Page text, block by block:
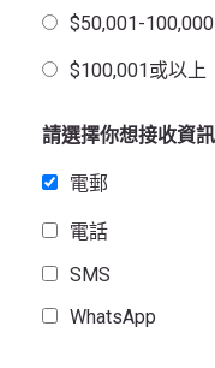
$50,001-100,000
$100,001或以上
請選擇你想接收資
電郵
電話
SMS
WhatsApp